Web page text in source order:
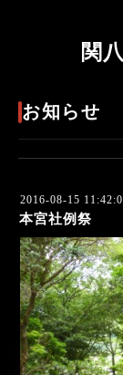
関
お知らせ
2016-08-15
本宮社例祭